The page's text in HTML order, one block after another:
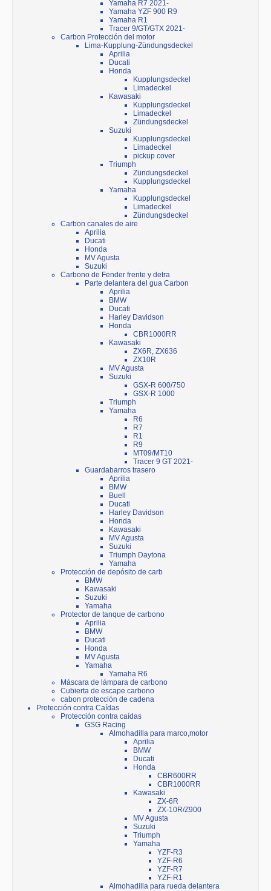
Yamaha R7 2021-
Yamaha YZF 900 R9
Yamaha R1
Tracer 9/GT/GTX 2021-
Carbon Protección del motor
Lima-Kupplung-Zündungsdeckel
Aprilia
Ducati
Honda
Kupplungsdeckel
Limadeckel
Kawasaki
Kupplungsdeckel
Limadeckel
Zündungsdeckel
Suzuki
Kupplungsdeckel
Limadeckel
pickup cover
Triumph
Zündungsdeckel
Kupplungsdeckel
Yamaha
Kupplungsdeckel
Limadeckel
Zündungsdeckel
Carbon canales de aire
Aprilia
Ducati
Honda
MV Agusta
Suzuki
Carbono de Fender frente y detra
Parte delantera del gua Carbon
Aprilia
BMW
Ducati
Harley Davidson
Honda
CBR1000RR
Kawasaki
ZX6R, ZX636
ZX10R
MV Agusta
Suzuki
GSX-R 600/750
GSX-R 1000
Triumph
Yamaha
R6
R7
R1
R9
MT09/MT10
Tracer 9 GT 2021-
Guardabarros trasero
Aprilia
BMW
Buell
Ducati
Harley Davidson
Honda
Kawasaki
MV Agusta
Suzuki
Triumph Daytona
Yamaha
Protección de depósito de carb
BMW
Kawasaki
Suzuki
Yamaha
Protector de tanque de carbono
Aprilia
BMW
Ducati
Honda
MV Agusta
Yamaha
Yamaha R6
Máscara de lámpara de carbono
Cubierta de escape carbono
cabon protección de cadena
Protección contra Caídas
Protección contra caídas
GSG Racing
Almohadilla para marco,motor
Aprilia
BMW
Ducati
Honda
CBR600RR
CBR1000RR
Kawasaki
ZX-6R
ZX-10R/Z900
MV Agusta
Suzuki
Triumph
Yamaha
YZF-R3
YZF-R6
YZF-R7
YZF-R1
Almohadilla para rueda delantera